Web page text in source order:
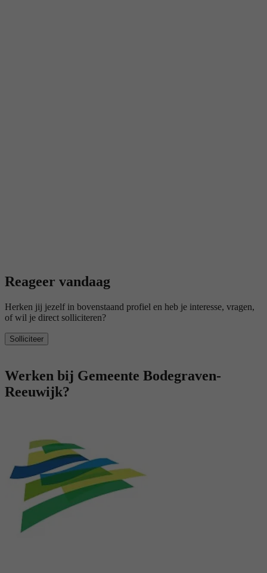
Reageer vandaag
Herken jij jezelf in bovenstaand profiel en heb je interesse, vragen,
of wil je direct solliciteren?
Solliciteer
Werken bij Gemeente Bodegraven-
Reeuwijk?